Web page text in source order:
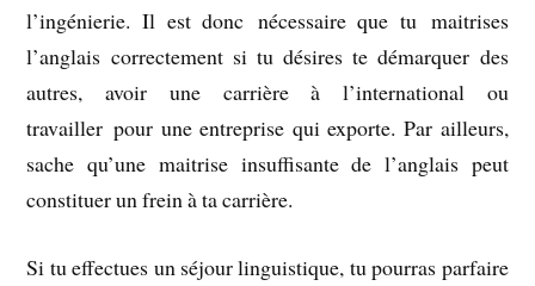
l’ingénierie. Il est donc nécessaire que tu maitrises
l’anglais correctement si tu désires te démarquer des
autres, avoir une carrière à l’international ou
travailler pour une entreprise qui exporte. Par ailleurs,
sache qu’une maitrise insuffisante de l’anglais peut
constituer un frein à ta carrière.
Si tu effectues un séjour linguistique, tu pourras parfaire